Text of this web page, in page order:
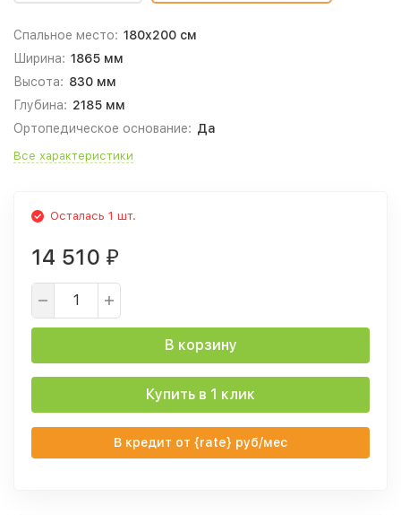
Спальное место: 180x200 см
Ширина: 1865 мм
Высота: 830 мм
Глубина: 2185 мм
Ортопедическое основание: Да
Все характеристики
Осталась 1 шт.
14 510 ₽
В корзину
Купить в 1 клик
В кредит от {rate} руб/мес